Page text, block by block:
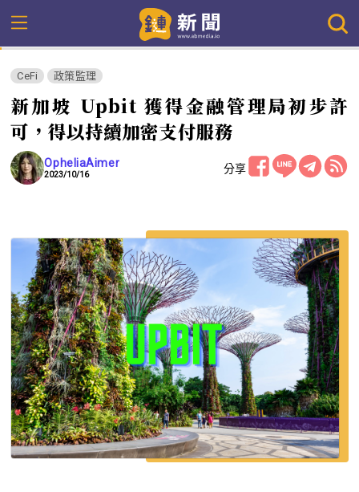
CeFi 政策監理
新加坡 Upbit 獲得金融管理局初步許
可，得以持續加密支付服務
OpheliaAimer
2023/10/16 分享